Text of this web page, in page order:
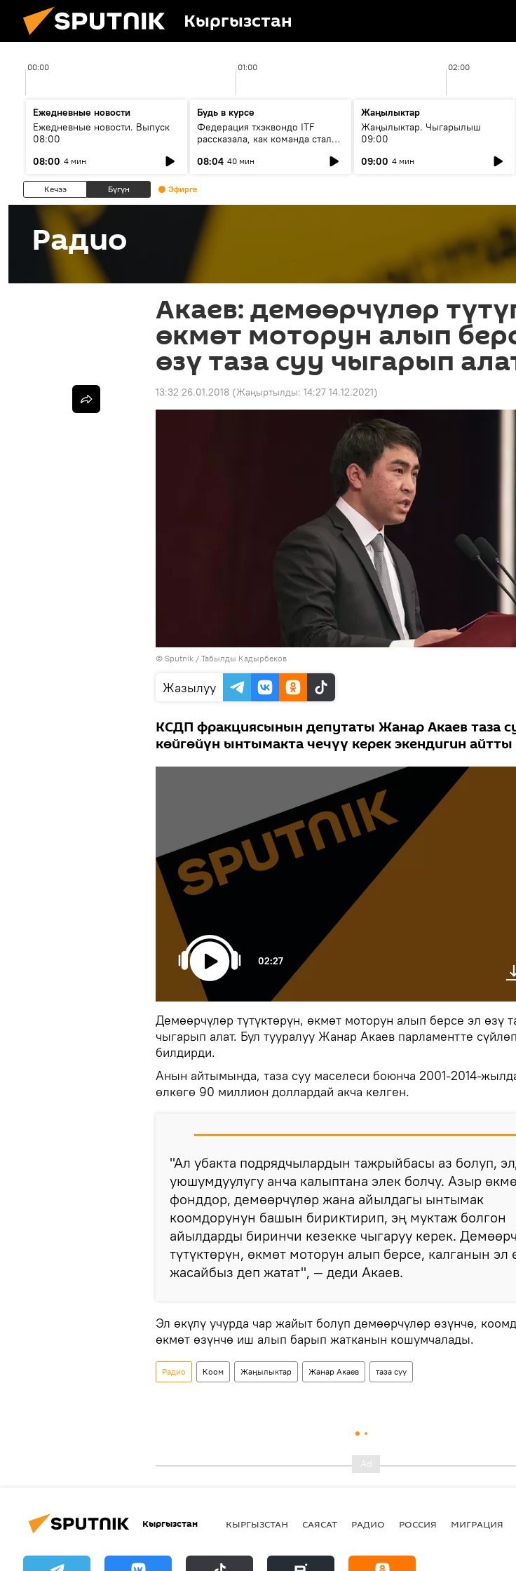
Кыргызстан
00:00 01:00 02:00
Ежедневные новости
Ежедневные новости. Выпуск
08:00
08:00 4 мин
Будь в курсе
Федерация тхэквондо ITF
рассказала, как команда стала
08:04 40 мин
Жаңылыктар
Жаңылыктар. Чыгарылыш
09:00
09:00 4 мин
Кечээ Бүгүн Эфирге
Радио
Акаев: демөөрчүлөр
өкмөт моторун алып
өзү таза суу чыгарып
13:32 26.01.2018 (Жаңыртылды: 14:27 14.12.2021)
© Sputnik / Табылды Кадырбеков
Жазылуу
КСДП фракциясынын депутаты Жанар Акаев таза
көйгөйүн ынтымакта чечүү керек экендигин айтты
02:27
Демөөрчүлөр түтүктөрүн, өкмөт моторун алып берсе эл өзү
чыгарып алат. Бул тууралуу Жанар Акаев парламентте
билдирди.
Анын айтымында, таза суу маселеси боюнча 2001-2014-
өлкөгө 90 миллион доллардай акча келген.
"Ал убакта подрядчылардын тажрыйбасы аз болуп,
уюшумдуулугу анча калыптана элек болчу. Азыр
фонддор, демөөрчүлөр жана айылдагы ынтымак
коомдорунун башын бириктирип, эң муктаж болгон
айылдарды биринчи кезекке чыгаруу керек.
түтүктөрүн, өкмөт моторун алып берсе, калганын эл
жасайбыз деп жатат", — деди Акаев.
Эл өкүлү учурда чар жайыт болуп демөөрчүлөр өзүнчө,
өкмөт өзүнчө иш алып барып жатканын кошумчалады.
Радио Коом Жаңылыктар Жанар Акаев таза суу
Кыргызстан КЫРГЫЗСТАН САЯСАТ РАДИО РОССИЯ МИГРАЦИЯ